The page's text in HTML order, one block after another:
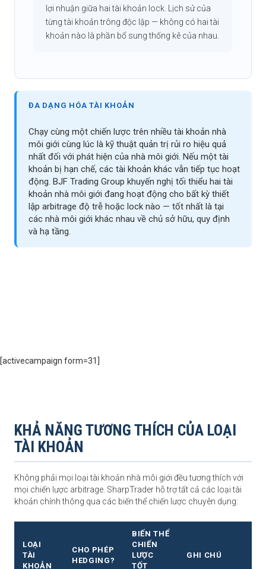
lợi nhuận giữa hai tài khoản lock. Lịch sử của
từng tài khoản trông độc lập — không có hai tài
khoản nào là phần bổ sung thống kê của nhau.
ĐA DẠNG HÓA TÀI KHOẢN
Chạy cùng một chiến lược trên nhiều tài khoản nhà
môi giới cùng lúc là kỹ thuật quản trị rủi ro hiệu quả
nhất đối với phát hiện của nhà môi giới. Nếu một tài
khoản bị hạn chế, các tài khoản khác vẫn tiếp tục hoạt
động. BJF Trading Group khuyến nghị tối thiểu hai tài
khoản nhà môi giới đang hoạt động cho bất kỳ thiết
lập arbitrage độ trễ hoặc lock nào — tốt nhất là tại
các nhà môi giới khác nhau về chủ sở hữu, quy định
và hạ tầng.
[activecampaign form=31]
KHẢ NĂNG TƯƠNG THÍCH CỦA LOẠI
TÀI KHOẢN
Không phải mọi loại tài khoản nhà môi giới đều tương thích với
mọi chiến lược arbitrage. SharpTrader hỗ trợ tất cả các loại tài
khoản chính thông qua các biến thể chiến lược chuyên dụng:
LOẠI
TÀI
KHOẢN
CHO PHÉP
HEDGING?
BIẾN THỂ
CHIẾN
LƯỢC
TỐT
GHI CHÚ